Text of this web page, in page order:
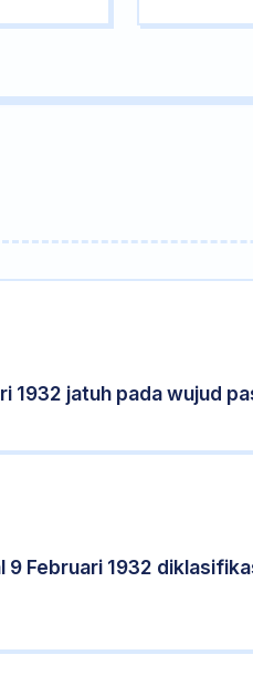
1932 jatuh pada wujud
9 Februari 1932